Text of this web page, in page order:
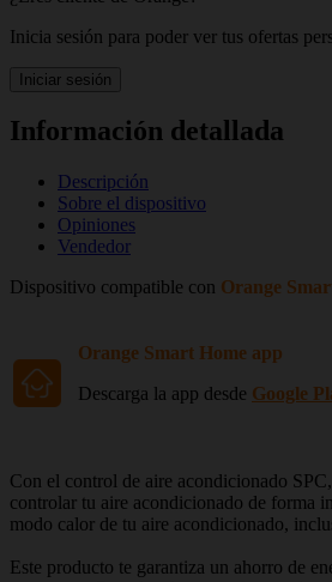
Inicia sesión para poder ver tus ofertas
Iniciar sesión
Información detallada
Descripción
Sobre el dispositivo
Opiniones
Vendedor
Dispositivo compatible con Orange
Orange Smart Home app
Descarga la app desde Google
Con el control de aire acondicionado
controlar tu aire acondicionado de forma
modo calor de tu aire acondicionado,
Este producto te garantiza un ahorro de